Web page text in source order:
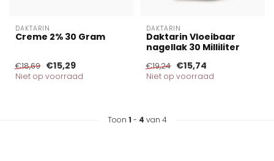
DAKTARIN
Creme 2% 30 Gram
€18,69 €15,29
Niet op voorraad
DAKTARIN
Daktarin Vloeibaar
nagellak 30 Milliliter
€19,24 €15,74
Niet op voorraad
Toon 1 - 4 van 4